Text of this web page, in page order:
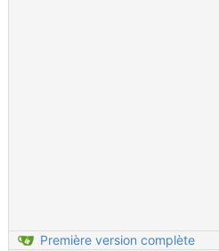
Première version complète